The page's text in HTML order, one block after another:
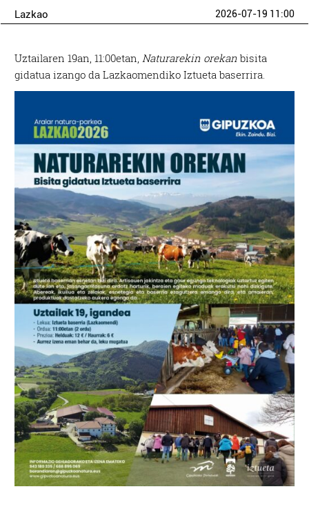
Lazkao 2026-07-19 11:00
Uztailaren 19an, 11:00etan, Naturarekin orekan bisita
gidatua izango da Lazkaomendiko Iztueta baserrira.